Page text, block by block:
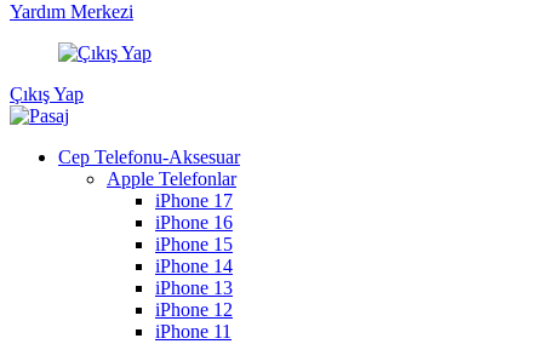
Yardım Merkezi
Çıkış Yap
Cep Telefonu-Aksesuar
Apple Telefonlar
iPhone 17
iPhone 16
iPhone 15
iPhone 14
iPhone 13
iPhone 12
iPhone 11